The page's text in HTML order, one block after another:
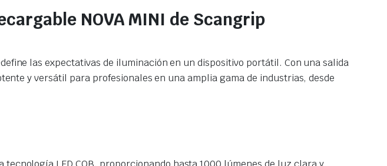
NOVA MINI de Scangrip
las expectativas de iluminación en un dispositivo portátil. Con una salida
y versátil para profesionales en una amplia gama de industrias, desde